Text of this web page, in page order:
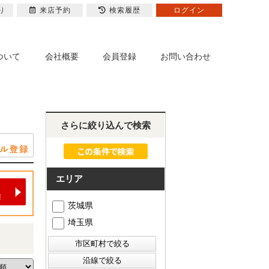
いて 会社概要 会員登録 お問い合わせ
さらに絞り込んで検索
エリア
茨城県
埼玉県
来店予約 検索履歴 ログイン